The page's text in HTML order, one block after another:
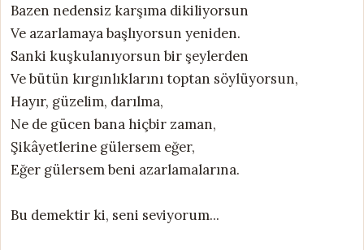
Bazen nedensiz karşıma dikiliyorsun
Ve azarlamaya başlıyorsun yeniden.
Sanki kuşkulanıyorsun bir şeylerden
Ve bütün kırgınlıklarını toptan söylüyorsun,
Hayır, güzelim, darılma,
Ne de gücen bana hiçbir zaman,
Şikâyetlerine gülersem eğer,
Eğer gülersem beni azarlamalarına.
Bu demektir ki, seni seviyorum...